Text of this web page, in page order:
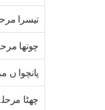
تیسرا
چوتھا
پانچوا ں
چھٹا